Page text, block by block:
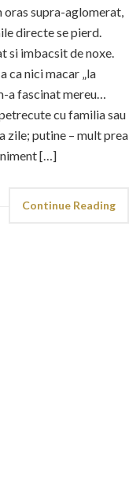
oras supra-aglomerat,
directe se pierd.
si imbacsit de noxe.
ca nici macar „la
a fascinat mereu…
cu familia sau
zile; putine – mult prea
[…]
Continue Reading